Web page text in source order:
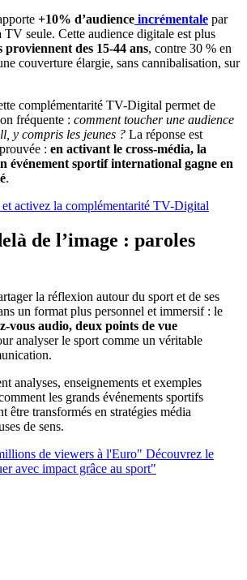
+10% d’audience incrémentale par
TV seule. Cette audience digitale est plus
proviennent des 15-44 ans, contre 30 % en
couverture élargie, sans cannibalisation, sur
complémentarité TV-Digital permet de
fréquente : comment toucher une audience
y compris les jeunes ? La réponse est
: en activant le cross-média, la
événement sportif international gagne en
.
et activez la complémentarité TV-Digital
de l’image : paroles
la réflexion autour du sport et de ses
un format plus personnel et immersif : le
vous audio, deux points de vue
analyser le sport comme un véritable
analyses, enseignements et exemples
les grands événements sportifs
être transformés en stratégies média
de sens.
de viewers à l'Euro" Découvrez le
avec impact grâce au sport"